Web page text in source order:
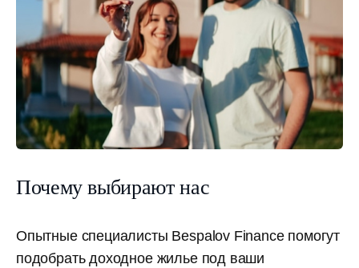
Почему выбирают нас
Опытные специалисты Bespalov Finance помогут
подобрать доходное жилье под ваши